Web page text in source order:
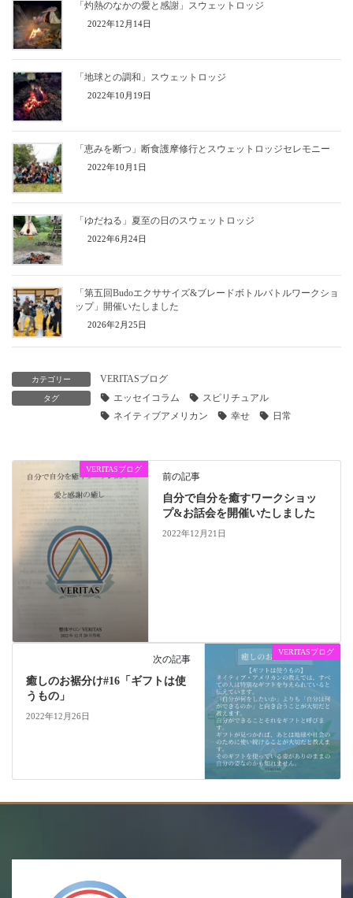
「灼熱のなかの愛と感謝」スウェットロッジ
2022年12月14日
「地球との調和」スウェットロッジ
2022年10月19日
「恵みを断つ」断食護摩修行とスウェットロッジセレモニー
2022年10月1日
「ゆだねる」夏至の日のスウェットロッジ
2022年6月24日
「第五回Budoエクササイズ&ブレードボトルバトルワークショ
ップ」開催いたしました
2026年2月25日
カテゴリー VERITASブログ
タグ エッセイコラム
スピリチュアル
ネイティブアメリカン
幸せ 日常
VERITASブログ
前の記事
自分で自分を癒すワークショッ
プ&お話会を開催いたしました
2022年12月21日
VERITASブログ
次の記事
癒しのお裾分け#16「ギフトは使
うもの」
2022年12月26日